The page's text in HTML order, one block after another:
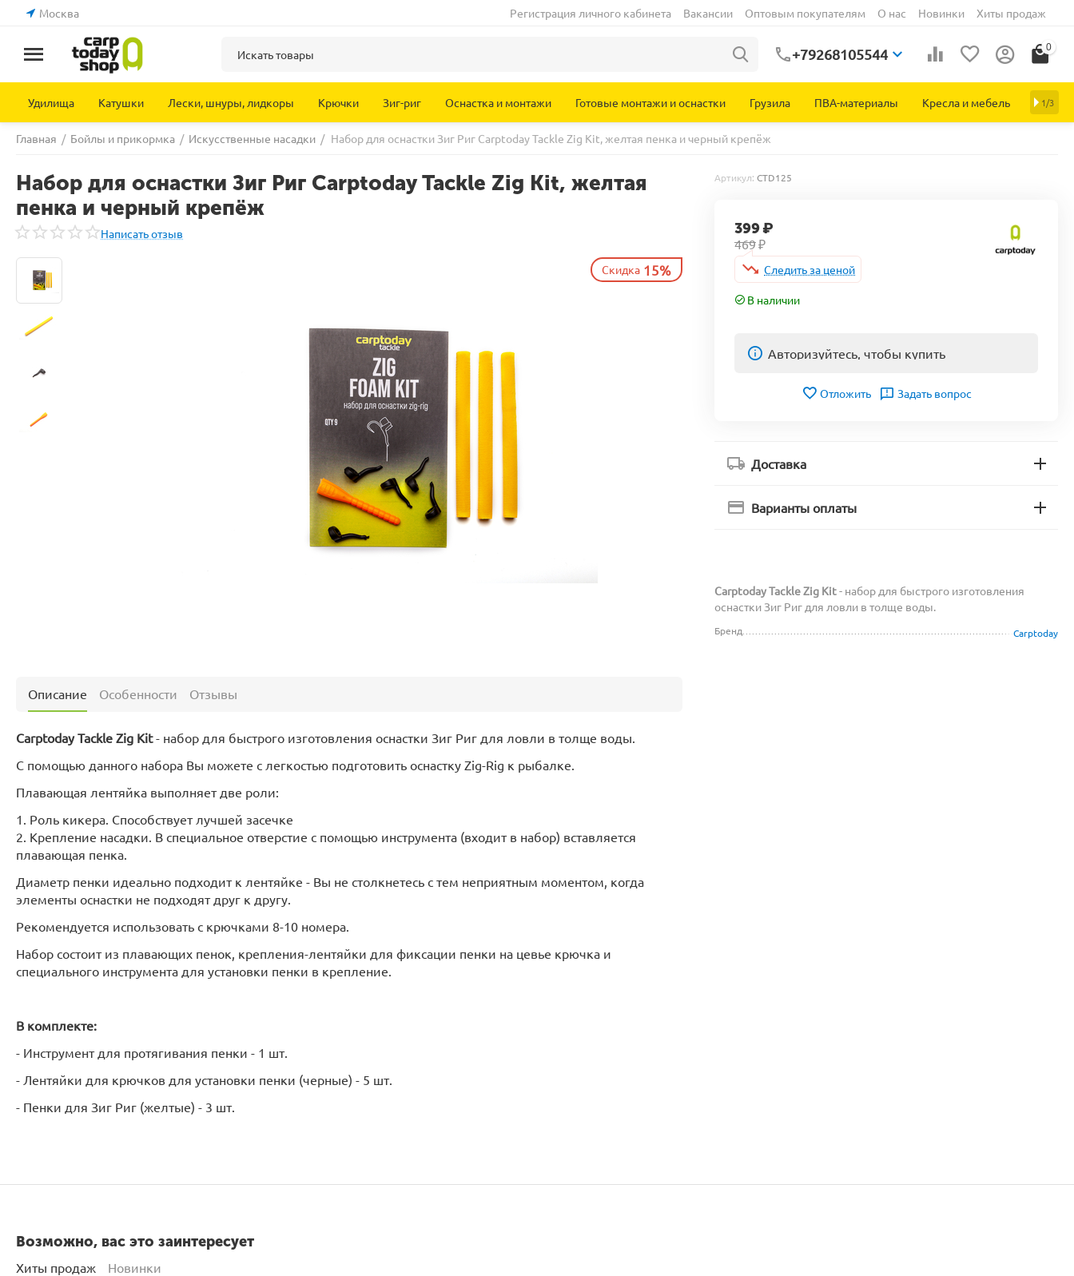
Москва Регистрация личного кабинета Вакансии Оптовым покупателям О нас Новинки Хиты продаж
+79268105544 0
Удилища Катушки Лески, шнуры, лидкоры Крючки Зиг-риг Оснастка и монтажи Готовые монтажи и оснастки Грузила ПВА-материалы Кресла и мебель 1/3
Главная / Бойлы и прикормка / Искусственные насадки / Набор для оснастки Зиг Риг Carptoday Tackle Zig Kit, желтая пенка и черный крепёж
Набор для оснастки Зиг Риг Carptoday Tackle Zig Kit, желтая
пенка и черный крепёж
Написать отзыв
Артикул: CTD125
399₽
469₽
Следить за ценой
В наличии
Авторизуйтесь, чтобы купить
Отложить Задать вопрос
Доставка
Варианты оплаты
Carptoday Tackle Zig Kit- набор для быстрого изготовления
оснастки Зиг Риг для ловли в толще воды.
Бренд Carptoday
Описание Особенности Отзывы
Carptoday Tackle Zig Kit- набор для быстрого изготовления оснастки Зиг Риг для ловли в толще воды.
С помощью данного набора Вы можете с легкостью подготовить оснастку Zig-Rig к рыбалке.
Плавающая лентяйка выполняет две роли:
1. Роль кикера. Способствует лучшей засечке
2. Крепление насадки. В специальное отверстие с помощью инструмента (входит в набор) вставляется
плавающая пенка.
Диаметр пенки идеально подходит к лентяйке - Вы не столкнетесь с тем неприятным моментом, когда
элементы оснастки не подходят друг к другу.
Рекомендуется использовать с крючками 8-10 номера.
Набор состоит из плавающих пенок, крепления-лентяйки для фиксации пенки на цевье крючка и
специального инструмента для установки пенки в крепление.
В комплекте:
- Инструмент для протягивания пенки - 1 шт.
- Лентяйки для крючков для установки пенки (черные) - 5 шт.
- Пенки для Зиг Риг (желтые) - 3 шт.
Возможно, вас это заинтересует
Хиты продаж Новинки